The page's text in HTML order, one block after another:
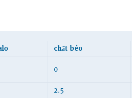
chất béo
0
2.5